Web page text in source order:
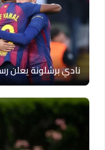
نادي برشلونة يعلن